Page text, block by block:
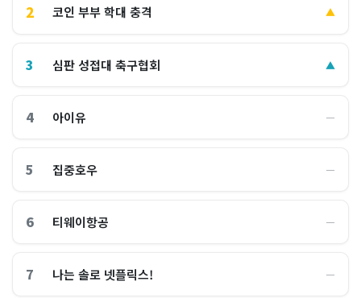
2 코인 부부 학대 충격 ▲
3 심판 성접대 축구협회 ▲
4 아이유 ―
5 집중호우 ―
6 티웨이항공 ―
7 나는 솔로 넷플릭스! ―